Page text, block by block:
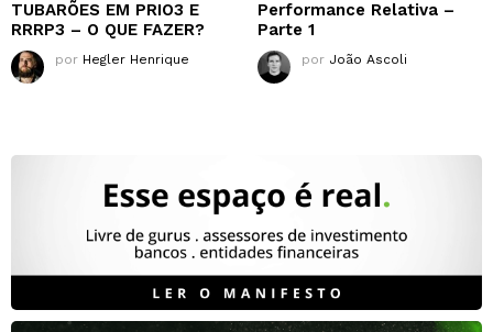
TUBARÕES EM PRIO3 E
RRRP3 – O QUE FAZER?
por Hegler Henrique
Performance Relativa –
Parte 1
por João Ascoli